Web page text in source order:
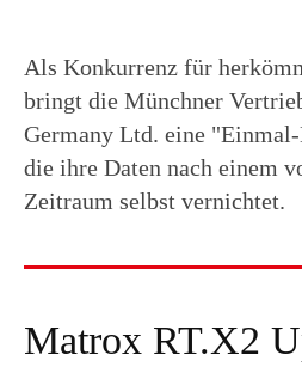
Als Konkurrenz für
bringt die Münchner
Germany Ltd. eine
die ihre Daten nach einem
Zeitraum selbst vernichtet.
Matrox RT.X2